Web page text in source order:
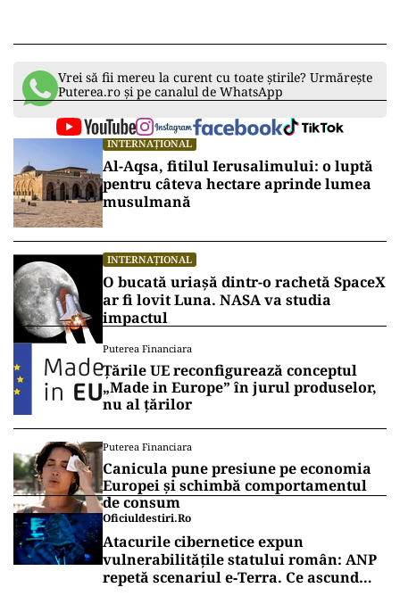
Vrei să fii mereu la curent cu toate știrile? Urmărește
Puterea.ro și pe canalul de WhatsApp
INTERNAȚIONAL
Al-Aqsa, fitilul Ierusalimului: o luptă
pentru câteva hectare aprinde lumea
musulmană
INTERNAȚIONAL
O bucată uriașă dintr-o rachetă SpaceX
ar fi lovit Luna. NASA va studia
impactul
Puterea Financiara
Țările UE reconfigurează conceptul
„Made in Europe” în jurul produselor,
nu al țărilor
Puterea Financiara
Canicula pune presiune pe economia
Europei și schimbă comportamentul
de consum
Oficiuldestiri.ro
Atacurile cibernetice expun
vulnerabilitățile statului român: ANP
repetă scenariul e‑Terra. Ce ascund